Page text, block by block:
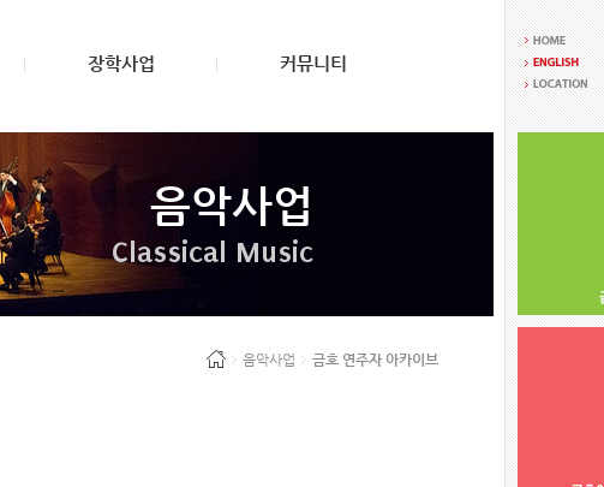
장학사업 커뮤니티
음악사업
Classical Music
음악사업 금호 연주자 아카이브